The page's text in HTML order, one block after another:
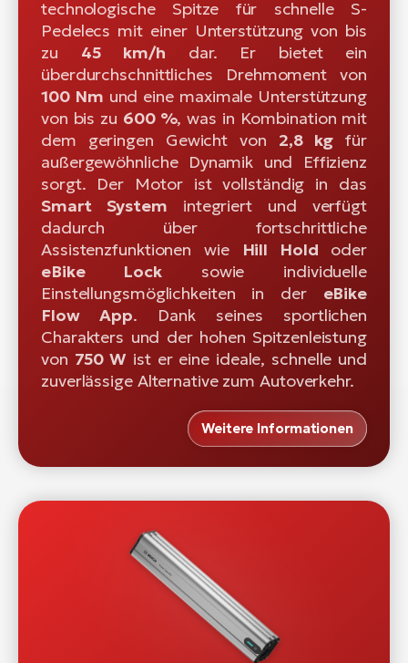
technologische Spitze für schnelle S-
Pedelecs mit einer Unterstützung von bis
zu 45 km/h dar. Er bietet ein
überdurchschnittliches Drehmoment von
100 Nm und eine maximale Unterstützung
von bis zu 600 %, was in Kombination mit
dem geringen Gewicht von 2,8 kg für
außergewöhnliche Dynamik und Effizienz
sorgt. Der Motor ist vollständig in das
Smart System integriert und verfügt
dadurch über fortschrittliche
Assistenzfunktionen wie
Hill Hold oder
eBike Locksowie individuelle
Einstellungsmöglichkeiten in der eBike
Flow App. Dank seines sportlichen
Charakters und der hohen Spitzenleistung
von 750 W ist er eine ideale, schnelle und
zuverlässige Alternative zum Autoverkehr.
Weitere Informationen